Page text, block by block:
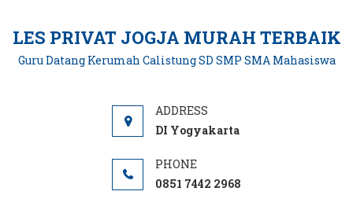
content
LES PRIVAT JOGJA MURAH TERBAIK
Guru Datang Kerumah Calistung SD SMP SMA Mahasiswa
DI Yogyakarta
0851 7442 2968